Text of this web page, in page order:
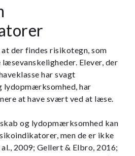
der findes risikotegn, som
Elever, der
har svagt
lydopmærksomhed, har
at have svært ved at læse.
og lydopmærksomhed kan
men de er ikke
2009; Gellert & Elbro, 2016;